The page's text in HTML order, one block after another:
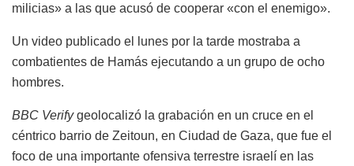
milicias» a las que acusó de cooperar «con el enemigo».
Un video publicado el lunes por la tarde mostraba a
combatientes de Hamás ejecutando a un grupo de ocho
hombres.
BBC Verifygeolocalizó la grabación en un cruce en el
céntrico barrio de Zeitoun, en Ciudad de Gaza, que fue el
foco de una importante ofensiva terrestre israelí en las